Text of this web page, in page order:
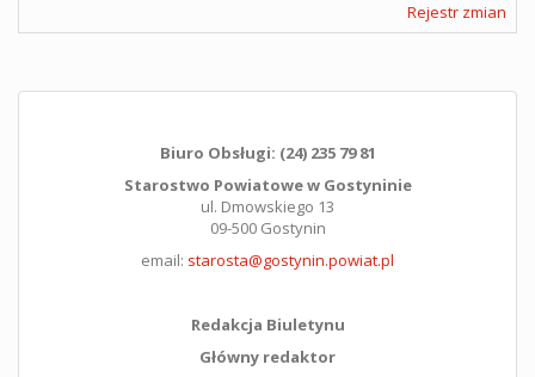
Rejestr zmian
Biuro Obsługi: (24) 235 79 81
Starostwo Powiatowe w Gostyninie
ul. Dmowskiego 13
09-500 Gostynin
email: starosta@gostynin.powiat.pl
Redakcja Biuletynu
Główny redaktor